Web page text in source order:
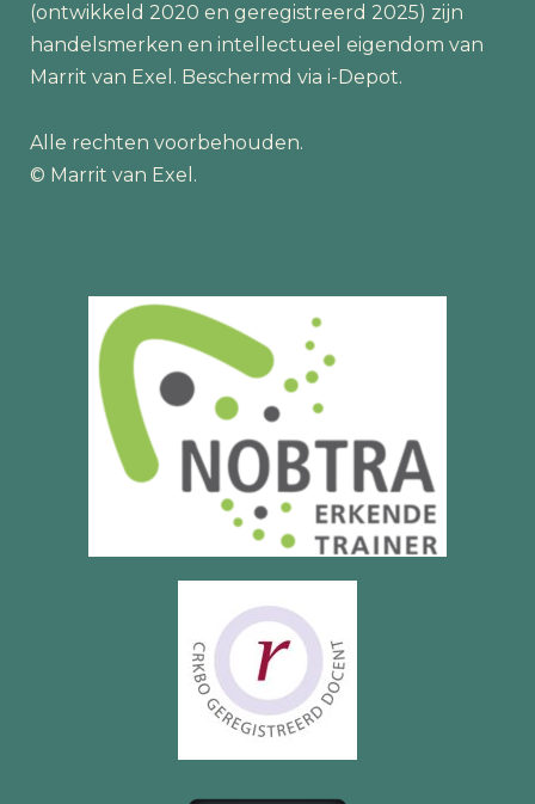
(ontwikkeld 2020 en geregistreerd 2025) zijn
handelsmerken en intellectueel eigendom van
Marrit van Exel. Beschermd via i-Depot.
Alle rechten voorbehouden.
© Marrit van Exel.